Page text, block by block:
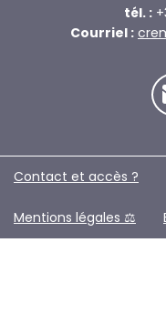
tél. :
Courriel :
Contact et accès ?
Mentions légales ⚖️